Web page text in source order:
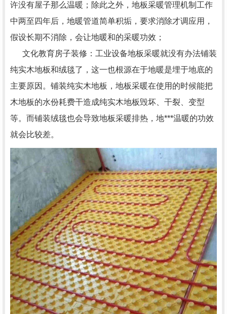
许没有屋子那么温暖；除此之外，地板采暖管理机制工作
中两至四年后，地暖管道简单积垢，要求消除才调应用，
假设长期不消除，会让地暖和的采暖功效；
文化教育房子装修：工业设备地板采暖就没有办法铺装
纯实木地板和绒毯了，这一也根源在于地暖是埋于地底的
主要原因。铺装纯实木地板，地板采暖在使用的时候能把
木地板的水份耗费干造成纯实木地板毁坏、干裂、变型
等。而铺装绒毯也会导致地板采暖排热，地***温暖的功效
就会比较差。